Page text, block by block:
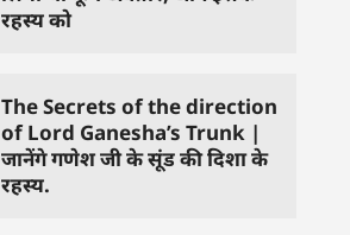
रहस्य को
The Secrets of the direction
of Lord Ganesha’s Trunk |
जानेंगे गणेश जी के सूंड की दिशा के
रहस्य.